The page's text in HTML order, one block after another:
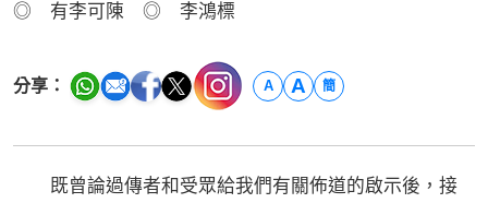
◎ 有李可陳 ◎ 李鴻標
分享： A A 簡
既曾論過傳者和受眾給我們有關佈道的啟示後，接